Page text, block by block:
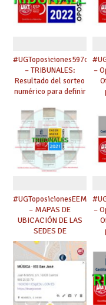
– TRIBUNALES:
Resultado del sorteo
numérico para definir
de los cuales se
designarán los
miembros de
tribunal.
–
– MAPAS DE
UBICACIÓN DE LAS
SEDES DE
TRIBUNALES.
–